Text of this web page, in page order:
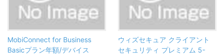
MobiConnect for Business
Basicプラン年額/デバイス
ウィズセキュア クライアント
セキュリティ プレミアム 5-